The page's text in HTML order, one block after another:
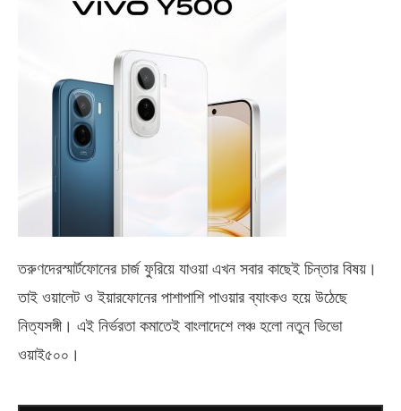
তরুণদেরস্মার্টফোনের চার্জ ফুরিয়ে যাওয়া এখন সবার কাছেই চিন্তার বিষয়।
তাই ওয়ালেট ও ইয়ারফোনের পাশাপাশি পাওয়ার ব্যাংকও হয়ে উঠেছে
নিত্যসঙ্গী। এই নির্ভরতা কমাতেই বাংলাদেশে লঞ্চ হলো নতুন ভিভো
ওয়াই৫০০ ।